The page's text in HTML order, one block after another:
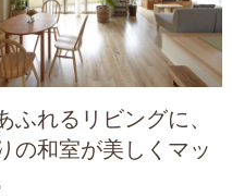
ふれるリビングに、
の和室が美しくマッ